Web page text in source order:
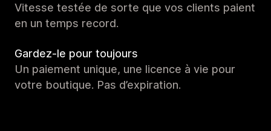
Vitesse testée de sorte que vos clients paient
en un temps record.
Gardez-le pour toujours
Un paiement unique, une licence à vie pour
votre boutique. Pas d’expiration.